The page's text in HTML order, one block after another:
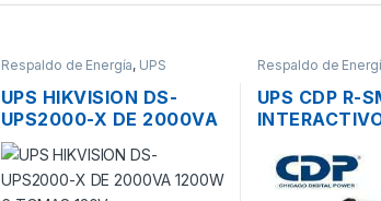
Respaldo de Energía, UPS
UPS HIKVISION DS-
UPS2000-X DE 2000VA
1200W 6 TOMAS 120V
Respaldo de
UPS CDP R-
350W 10
PANTALLA